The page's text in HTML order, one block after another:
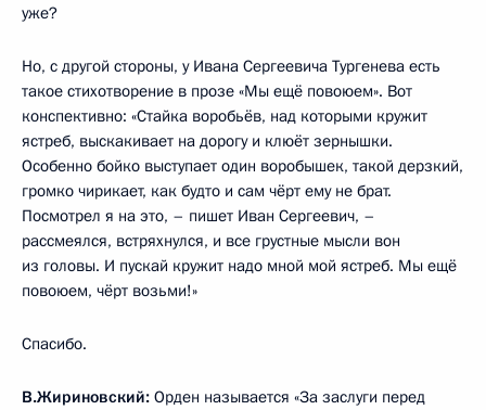
уже?
Но, с другой стороны, у Ивана Сергеевича Тургенева есть
такое стихотворение в прозе «Мы ещё повоюем». Вот
конспективно: «Стайка воробьёв, над которыми кружит
ястреб, выскакивает на дорогу и клюёт зернышки.
Особенно бойко выступает один воробышек, такой дерзкий,
громко чирикает, как будто и сам чёрт ему не брат.
Посмотрел я на это, – пишет Иван Сергеевич, –
рассмеялся, встряхнулся, и все грустные мысли вон
из головы. И пускай кружит надо мной мой ястреб. Мы ещё
повоюем, чёрт возьми!»
Спасибо.
В.Жириновский: Орден называется «За заслуги перед